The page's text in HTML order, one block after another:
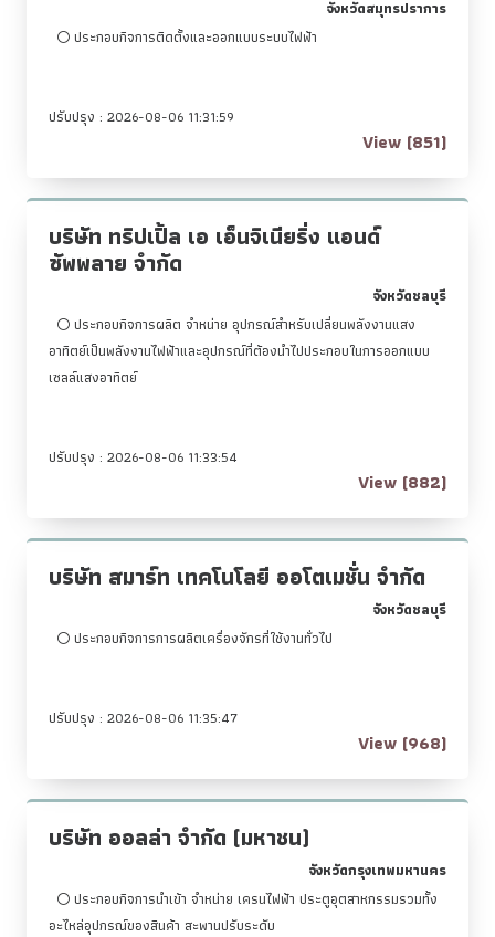
จังหวัดสมุทรปราการ
ประกอบกิจการติดตั้งและออกแบบระบบไฟฟ้า
ปรับปรุง : 2026-08-06 11:31:59
View (851)
บริษัท ทริปเปิ้ล เอ เอ็นจิเนียริ่ง แอนด์
ซัพพลาย จำกัด
จังหวัดชลบุรี
ประกอบกิจการผลิต จำหน่าย อุปกรณ์สำหรับเปลี่ยนพลังงานแสง
อาทิตย์เป็นพลังงานไฟฟ้าและอุปกรณ์ที่ต้องนำไปประกอบในการออกแบบ
เซลล์แสงอาทิตย์
ปรับปรุง : 2026-08-06 11:33:54
View (882)
บริษัท สมาร์ท เทคโนโลยี ออโตเมชั่น จำกัด
จังหวัดชลบุรี
ประกอบกิจการการผลิตเครื่องจักรที่ใช้งานทั่วไป
ปรับปรุง : 2026-08-06 11:35:47
View (968)
บริษัท ออลล่า จำกัด (มหาชน)
จังหวัดกรุงเทพมหานคร
ประกอบกิจการนำเข้า จำหน่าย เครนไฟฟ้า ประตูอุตสาหกรรมรวมทั้ง
อะไหล่อุปกรณ์ของสินค้า สะพานปรับระดับ